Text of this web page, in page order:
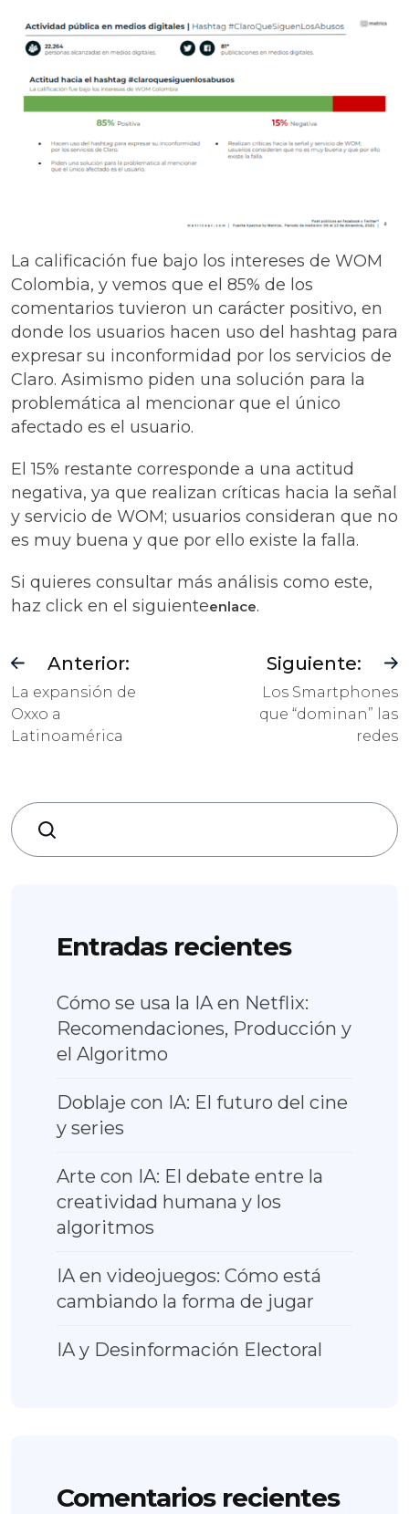
La calificación fue bajo los intereses de WOM
Colombia, y vemos que el 85% de los
comentarios tuvieron un carácter positivo, en
donde los usuarios hacen uso del hashtag para
expresar su inconformidad por los servicios de
Claro. Asimismo piden una solución para la
problemática al mencionar que el único
afectado es el usuario.
El 15% restante corresponde a una actitud
negativa, ya que realizan críticas hacia la señal
y servicio de WOM; usuarios consideran que no
es muy buena y que por ello existe la falla.
Si quieres consultar más análisis como este,
haz click en el siguienteenlace.
Anterior:
La expansión de
Oxxo a
Latinoamérica
Siguiente:
Los Smartphones
que “dominan” las
redes
Search
Entradas recientes
Cómo se usa la IA en Netflix:
Recomendaciones, Producción y
el Algoritmo
Doblaje con IA: El futuro del cine
y series
Arte con IA: El debate entre la
creatividad humana y los
algoritmos
IA en videojuegos: Cómo está
cambiando la forma de jugar
IA y Desinformación Electoral
Comentarios recientes